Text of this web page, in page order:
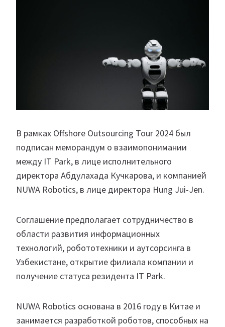
В рамках Offshore Outsourcing Tour 2024 был
подписан меморандум о взаимопонимании
между IT Park, в лице исполнительного
директора Абдулахада Кучкарова, и компанией
NUWA Robotics, в лице директора Hung Jui-Jen.
Соглашение предполагает сотрудничество в
области развития информационных
технологий, робототехники и аутсорсинга в
Узбекистане, открытие филиала компании и
получение статуса резидента IT Park.
NUWA Robotics основана в 2016 году в Китае и
занимается разработкой роботов, способных на